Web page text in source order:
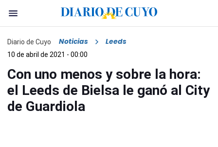
Diario de Cuyo Noticias Leeds
10 de abril de 2021 - 00:00
Con uno menos y sobre la hora:
el Leeds de Bielsa le ganó al City
de Guardiola